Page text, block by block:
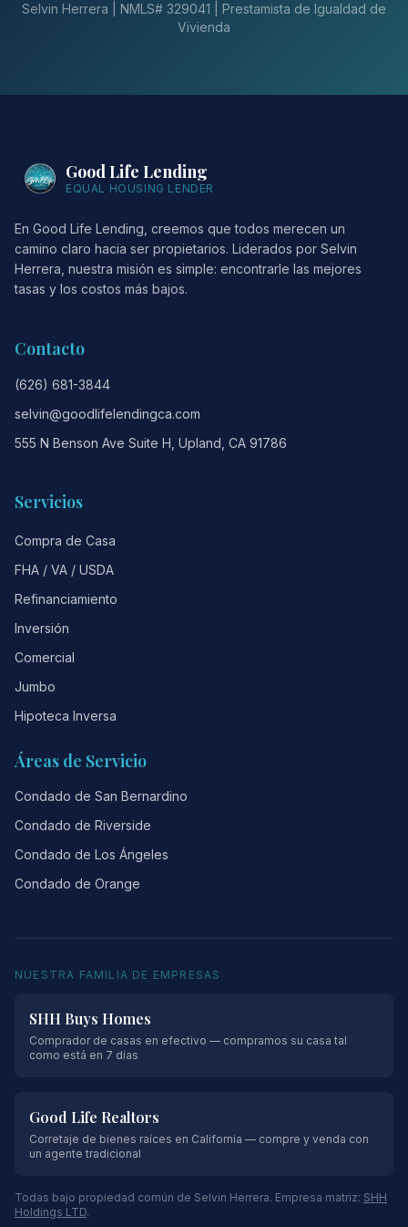
Selvin Herrera | NMLS# 329041 | Prestamista de Igualdad de
Vivienda
Good Life Lending
EQUAL HOUSING LENDER
En Good Life Lending, creemos que todos merecen un
camino claro hacia ser propietarios. Liderados por Selvin
Herrera, nuestra misión es simple: encontrarle las mejores
tasas y los costos más bajos.
Contacto
(626) 681-3844
selvin@goodlifelendingca.com
555 N Benson Ave Suite H, Upland, CA 91786
Servicios
Compra de Casa
FHA / VA / USDA
Refinanciamiento
Inversión
Comercial
Jumbo
Hipoteca Inversa
Áreas de Servicio
Condado de San Bernardino
Condado de Riverside
Condado de Los Ángeles
Condado de Orange
NUESTRA FAMILIA DE EMPRESAS
SHH Buys Homes
Comprador de casas en efectivo — compramos su casa tal
como está en 7 días
Good Life Realtors
Corretaje de bienes raíces en California — compre y venda con
un agente tradicional
Todas bajo propiedad común de Selvin Herrera. Empresa matriz: SHH
Holdings LTD.